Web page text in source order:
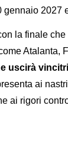
2027
la finale
Atalanta,
uscirà
ai
ai rigori